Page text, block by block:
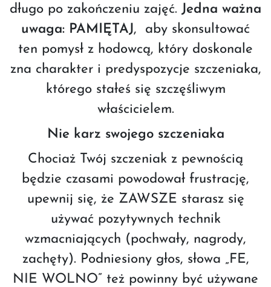
długo po zakończeniu zajęć. Jedna ważna
uwaga: PAMIĘTAJ, aby skonsultować
ten pomysł z hodowcą, który doskonale
zna charakter i predyspozycje szczeniaka,
którego stałeś się szczęśliwym
właścicielem.
Nie karz swojego szczeniaka
Chociaż Twój szczeniak z pewnością
będzie czasami powodował frustrację,
upewnij się, że ZAWSZE starasz się
używać pozytywnych technik
wzmacniających (pochwały, nagrody,
zachęty). Podniesiony głos, słowa „FE,
NIE WOLNO” też powinny być używane